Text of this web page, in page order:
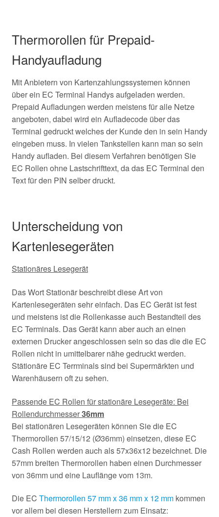
Thermorollen für Prepaid-
Handyaufladung
Mit Anbietern von Kartenzahlungssystemen können
über ein EC Terminal Handys aufgeladen werden.
Prepaid Aufladungen werden meistens für alle Netze
angeboten, dabei wird ein Aufladecode über das
Terminal gedruckt welches der Kunde den in sein Handy
eingeben muss. In vielen Tankstellen kann man so sein
Handy aufladen. Bei diesem Verfahren benötigen Sie
EC Rollen ohne Lastschrifttext, da das EC Terminal den
Text für den PIN selber druckt.
Unterscheidung von
Kartenlesegeräten
Stationäres Lesegerät
Das Wort Stationär beschreibt diese Art von
Kartenlesegeräten sehr einfach. Das EC Gerät ist fest
und meistens ist die Rollenkasse auch Bestandteil des
EC Terminals. Das Gerät kann aber auch an einen
externen Drucker angeschlossen sein so das die die EC
Rollen nicht in umittelbarer nähe gedruckt werden.
Stätionäre EC Terrminals sind bei Supermärkten und
Warenhäusern oft zu sehen.
Passende EC Rollen für stationäre Lesegeräte: Bei
Rollendurchmesser36mm
Bei stationären Lesegeräten können Sie die EC
Thermorollen 57/15/12 (Ø36mm) einsetzen, diese EC
Cash Rollen werden auch als 57x36x12 bezeichnet. Die
57mm breiten Thermorollen haben einen Durchmesser
von 36mm und eine Lauflänge vom 13m.
Die EC Thermorollen 57 mm x 36 mm x 12 mm kommen
vor allem bei diesen Herstellern zum Einsatz: